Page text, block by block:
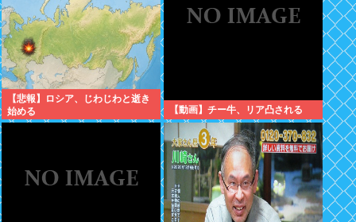
【悲報】ロシア、じわじわと逝き
始める
【動画】チー牛、リア凸される